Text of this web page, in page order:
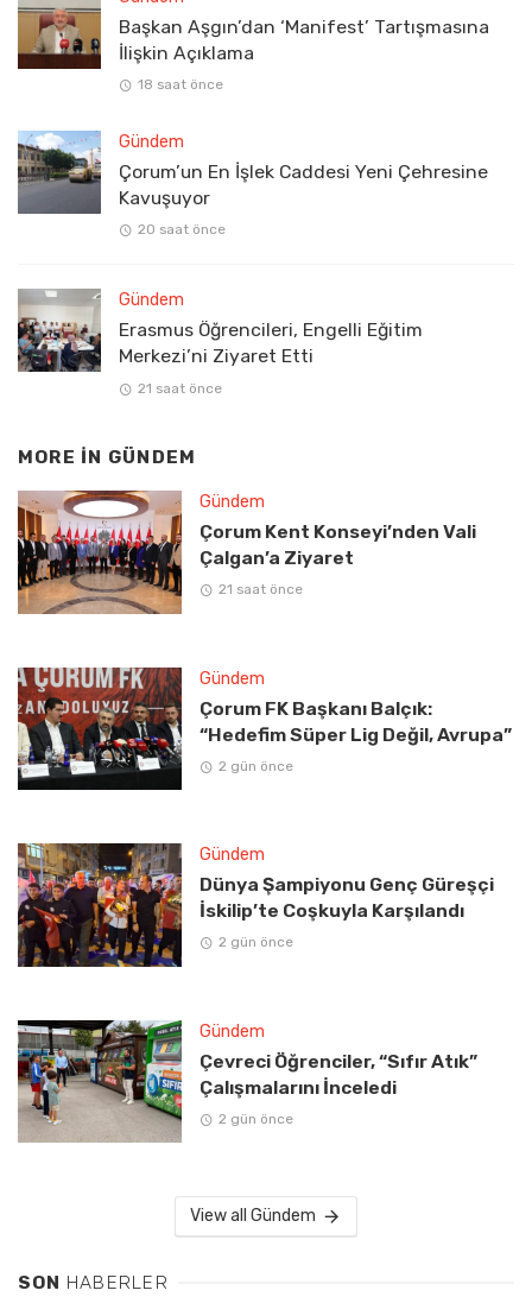
Başkan Aşgın’dan ‘Manifest’ Tartışmasına
İlişkin Açıklama
18 saat önce
Gündem
Çorum’un En İşlek Caddesi Yeni Çehresine
Kavuşuyor
20 saat önce
Gündem
Erasmus Öğrencileri, Engelli Eğitim
Merkezi’ni Ziyaret Etti
21 saat önce
MORE IN GÜNDEM
Gündem
Çorum Kent Konseyi’nden Vali
Çalgan’a Ziyaret
21 saat önce
Gündem
Çorum FK Başkanı Balçık:
“Hedefim Süper Lig Değil, Avrupa”
2 gün önce
Gündem
Dünya Şampiyonu Genç Güreşçi
İskilip’te Coşkuyla Karşılandı
2 gün önce
Gündem
Çevreci Öğrenciler, “Sıfır Atık”
Çalışmalarını İnceledi
2 gün önce
View all Gündem
SON HABERLER